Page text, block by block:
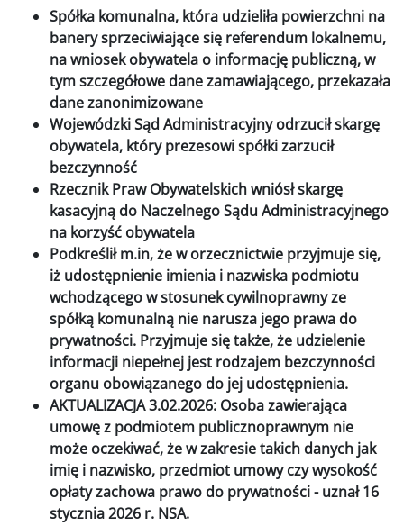
Spółka komunalna, która udzieliła powierzchni na
banery sprzeciwiające się referendum lokalnemu,
na wniosek obywatela o informację publiczną, w
tym szczegółowe dane zamawiającego, przekazała
dane zanonimizowane
Wojewódzki Sąd Administracyjny odrzucił skargę
obywatela, który prezesowi spółki zarzucił
bezczynność
Rzecznik Praw Obywatelskich wniósł skargę
kasacyjną do Naczelnego Sądu Administracyjnego
na korzyść obywatela
Podkreślił m.in, że w orzecznictwie przyjmuje się,
iż udostępnienie imienia i nazwiska podmiotu
wchodzącego w stosunek cywilnoprawny ze
spółką komunalną nie narusza jego prawa do
prywatności. Przyjmuje się także, że udzielenie
informacji niepełnej jest rodzajem bezczynności
organu obowiązanego do jej udostępnienia.
AKTUALIZACJA 3.02.2026: Osoba zawierająca
umowę z podmiotem publicznoprawnym nie
może oczekiwać, że w zakresie takich danych jak
imię i nazwisko, przedmiot umowy czy wysokość
opłaty zachowa prawo do prywatności - uznał 16
stycznia 2026 r. NSA.